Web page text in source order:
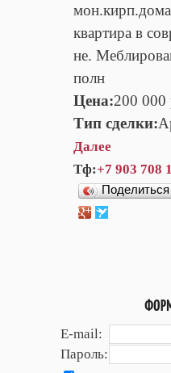
квартира в
не.
полн
Цена:200 000
Тип сделки:
Далее
Тф:+7 903 708
E-mail:
Пароль: